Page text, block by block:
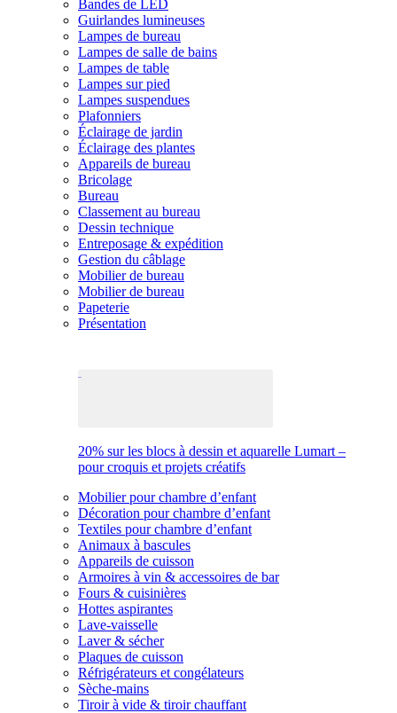
Bandes de LED
Guirlandes lumineuses
Lampes de bureau
Lampes de salle de bains
Lampes de table
Lampes sur pied
Lampes suspendues
Plafonniers
Éclairage de jardin
Éclairage des plantes
Appareils de bureau
Bricolage
Bureau
Classement au bureau
Dessin technique
Entreposage & expédition
Gestion du câblage
Mobilier de bureau
Mobilier de bureau
Papeterie
Présentation
20% sur les blocs à dessin et aquarelle Lumart –
pour croquis et projets créatifs
Mobilier pour chambre d’enfant
Décoration pour chambre d’enfant
Textiles pour chambre d’enfant
Animaux à bascules
Appareils de cuisson
Armoires à vin & accessoires de bar
Fours & cuisinières
Hottes aspirantes
Lave-vaisselle
Laver & sécher
Plaques de cuisson
Réfrigérateurs et congélateurs
Sèche-mains
Tiroir à vide & tiroir chauffant